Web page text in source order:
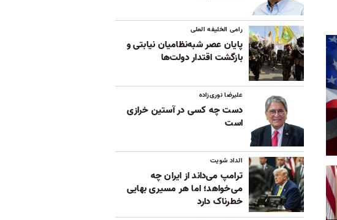
رامی الخلیفه العلی
پایان عصر شبه‌نظامیان نیابتی و
بازگشت اقتدار دولت‌ها
علیرضا نوری‌زاده
دست چه کسی در آستین خرازی
است
الداد شویت
ترامپ می‌داند از ایران چه
می‌خواهد؛ اما هر مسیری بهایی
خطرناک دارد